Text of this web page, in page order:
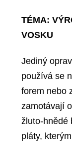
TÉMA:
VOSKU
Jediný
používá se
forem nebo
zamotávají
žluto-hnědé
pláty,